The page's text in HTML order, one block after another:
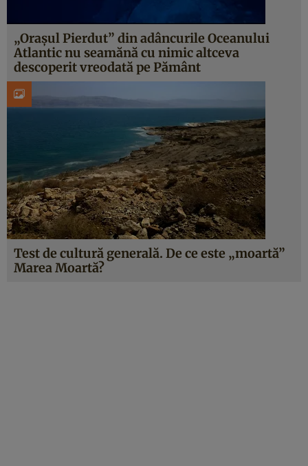
„Orașul Pierdut” din adâncurile Oceanului
Atlantic nu seamănă cu nimic altceva
descoperit vreodată pe Pământ
Test de cultură generală. De ce este „moartă”
Marea Moartă?